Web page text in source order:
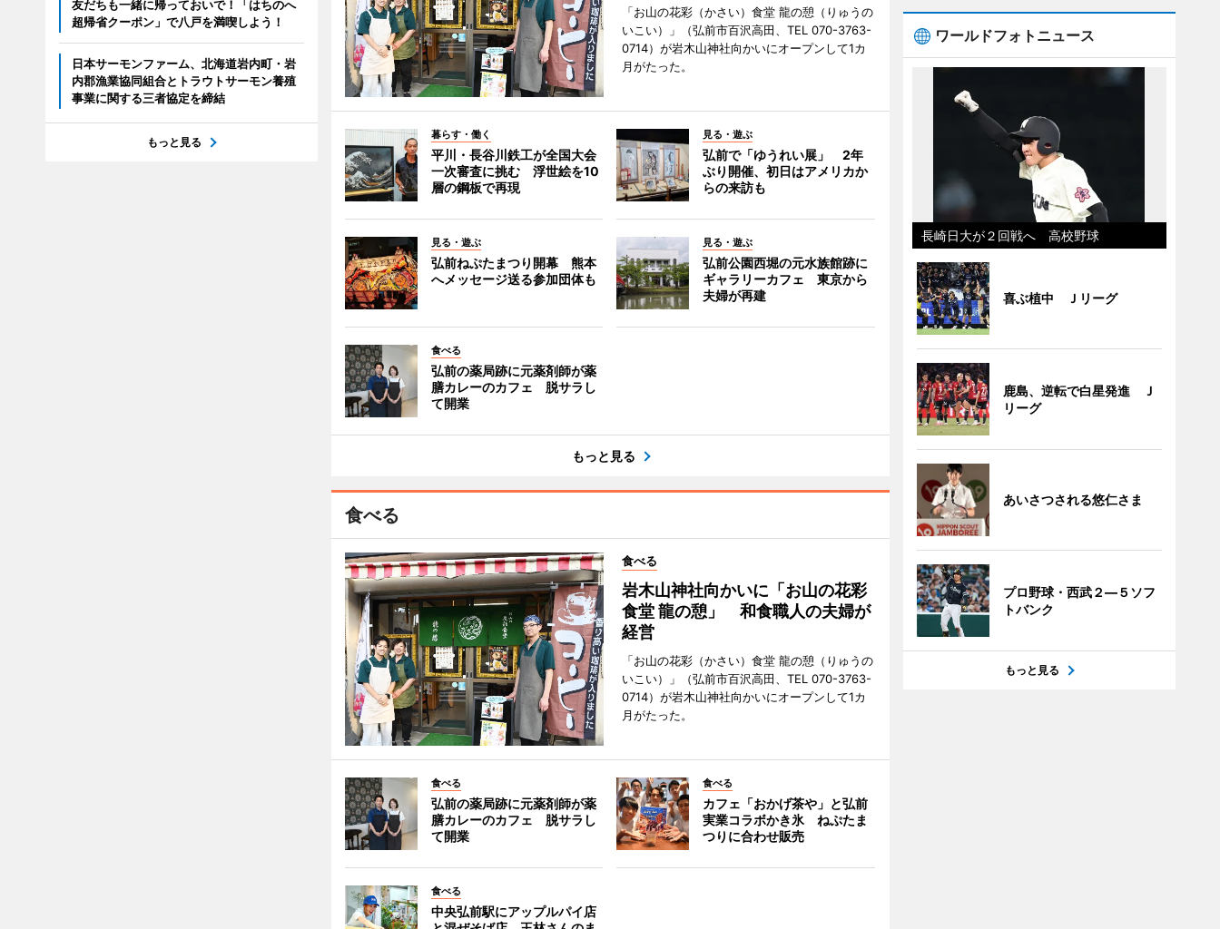
「お山の花彩（かさい）食堂 龍の憩（りゅうの
いこい）」（弘前市百沢高田、TEL 070-3763-
0714）が岩木山神社向かいにオープンして1カ
月がたった。
暮らす・働く
平川・長谷川鉄工が全国大会
一次審査に挑む 浮世絵を10
層の鋼板で再現
見る・遊ぶ
弘前で「ゆうれい展」 2年
ぶり開催、初日はアメリカか
らの来訪も
見る・遊ぶ
弘前ねぷたまつり開幕 熊本
へメッセージ送る参加団体も
見る・遊ぶ
弘前公園西堀の元水族館跡に
ギャラリーカフェ 東京から
夫婦が再建
食べる
弘前の薬局跡に元薬剤師が薬
膳カレーのカフェ 脱サラし
て開業
もっと見る
食べる
食べる
岩木山神社向かいに「お山の花彩
食堂 龍の憩」 和食職人の夫婦が
経営
「お山の花彩（かさい）食堂 龍の憩（りゅうの
いこい）」（弘前市百沢高田、TEL 070-3763-
0714）が岩木山神社向かいにオープンして1カ
月がたった。
食べる
弘前の薬局跡に元薬剤師が薬
膳カレーのカフェ 脱サラし
て開業
食べる
カフェ「おかげ茶や」と弘前
実業コラボかき氷 ねぷたま
つりに合わせ販売
食べる
中央弘前駅にアップルパイ店
友だちも一緒に帰っておいで！「はちのへ
超帰省クーポン」で八戸を満喫しよう！
日本サーモンファーム、北海道岩内町・岩
内郡漁業協同組合とトラウトサーモン養殖
事業に関する三者協定を締結
もっと見る
ワールドフォトニュース
長崎日大が２回戦へ 高校野球
喜ぶ植中 Ｊリーグ
鹿島、逆転で白星発進 Ｊ
リーグ
あいさつされる悠仁さま
プロ野球・西武２―５ソフ
トバンク
もっと見る